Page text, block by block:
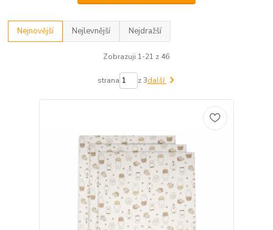
Nejnovější Nejlevnější Nejdražší
Zobrazuji 1-21 z 46
strana z 3další